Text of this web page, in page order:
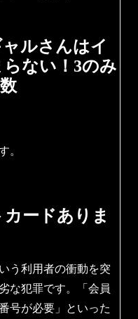
ルさんはイ
ない！3のみ
。
ードありま
う利用者の衝動を突
な犯罪です。「会員
号が必要」といった